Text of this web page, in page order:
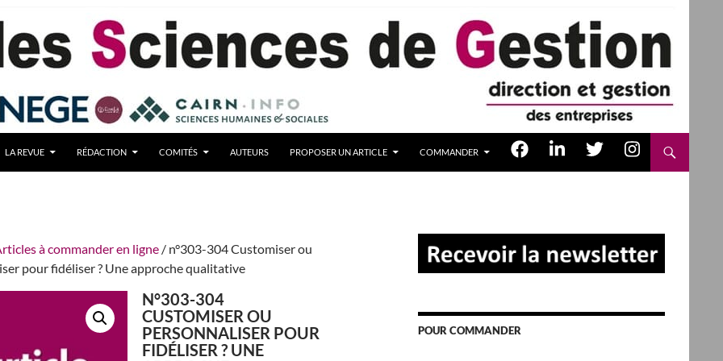
LA REVUE RÉDACTION COMITÉS AUTEURS PROPOSER UN ARTICLE COMMANDER
à commander en ligne / n°303-304 Customiser ou
pour fidéliser ? Une approche qualitative
N°303-304
CUSTOMISER OU
PERSONNALISER POUR
FIDÉLISER ? UNE
POUR COMMANDER